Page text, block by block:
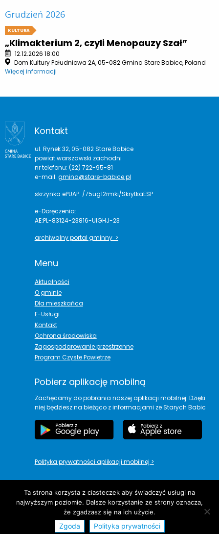
Grudzień 2026
KULTURA
„Klimakterium 2, czyli Menopauzy Szał”
12.12.2026 18:00
Dom Kultury Południowa 2A, 05-082 Gmina Stare Babice, Poland
Więcej informacji
Kontakt
ul. Rynek 32, 05-082 Stare Babice
powiat warszawski zachodni
nr telefonu: (22) 722-95-81
e-mail: gmina@stare-babice.pl
skrzynka ePUAP: /75ug12rmki/SkrytkaESP
e-Doręczenia:
AE:PL-83124-23816-UIGHJ-23
archiwalny portal gminny >
Menu
Aktualności
O gminie
Dla mieszkańca
E-Usługi
Kontakt
Ochrona środowiska
Zagospodarowanie przestrzenne
Program Czyste Powietrze
Pobierz aplikację mobilną
Zachęcamy do pobrania naszej aplikacji mobilnej. Dzięki
niej będziesz na bieżąco z informacjami ze Starych Babic
Polityka prywatności aplikacji mobilnej >
copyright© Urząd Gminy Stare Babice
Ta strona korzysta z ciasteczek aby świadczyć usługi na
najwyższym poziomie. Dalsze korzystanie ze strony oznacza,
że zgadzasz się na ich użycie.
Zgoda Polityka prywatności